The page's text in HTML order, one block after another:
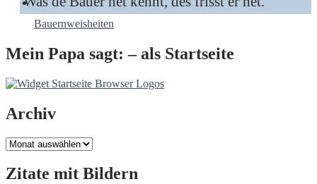
Bauernweisheiten
Mein Papa sagt: – als Startseite
Archiv
Archiv
Zitate mit Bildern